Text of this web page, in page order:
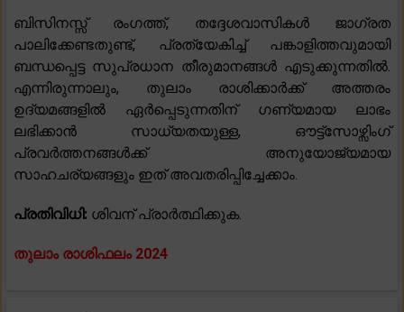
ബിസിനസ്സ് രംഗത്ത്, തദ്ദേശവാസികൾ ജാഗ്രത
പാലിക്കേണ്ടതുണ്ട്, പ്രത്യേകിച്ച് പങ്കാളിത്തവുമായി
ബന്ധപ്പെട്ട സുപ്രധാന തീരുമാനങ്ങൾ എടുക്കുന്നതിൽ.
എന്നിരുന്നാലും, തുലാം രാശിക്കാർക്ക് അത്തരം
ഉദ്യമങ്ങളിൽ ഏർപ്പെടുന്നതിന് ഗണ്യമായ ലാഭം
ലഭിക്കാൻ സാധ്യതയുള്ള, ഔട്ട്സോഴ്സിംഗ്
പ്രവർത്തനങ്ങൾക്ക് അനുയോജ്യമായ
സാഹചര്യങ്ങളും ഇത് അവതരിപ്പിച്ചേക്കാം.
പ്രതിവിധി: ശിവന് പ്രാർത്ഥിക്കുക.
തുലാം രാശിഫലം 2024